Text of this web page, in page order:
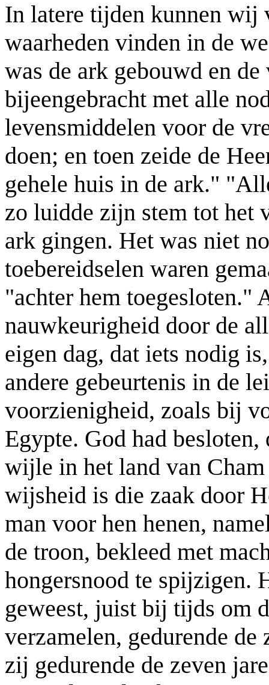
In latere tijden kunnen wij
waarheden vinden in de
was de ark gebouwd en
bijeengebracht met alle
levensmiddelen voor de
doen; en toen zeide de
gehele huis in de ark."
zo luidde zijn stem tot het
ark gingen. Het was niet
toebereidselen waren
"achter hem toegesloten."
nauwkeurigheid door de
eigen dag, dat iets nodig
andere gebeurtenis in de
voorzienigheid, zoals bij
Egypte. God had
wijle in het land van
wijsheid is die zaak door
man voor hen henen,
de troon, bekleed met
hongersnood te spijzigen.
geweest, juist bij tijds om
verzamelen, gedurende
zij gedurende de zeven